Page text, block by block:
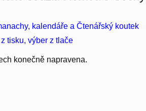
kalendáře a Čtenářský koutek
tisku, výber z tlače
konečně napravena.